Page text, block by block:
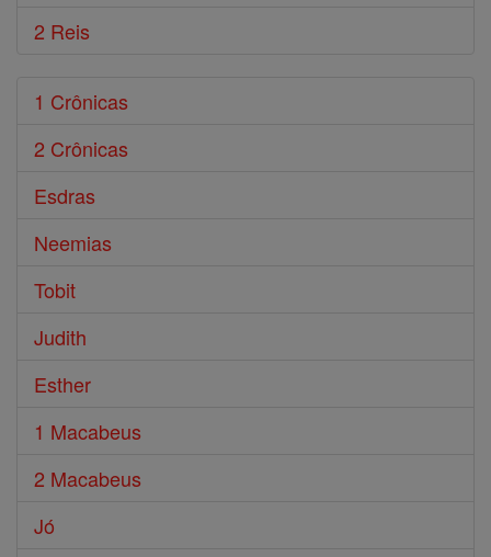
2 Reis
1 Crônicas
2 Crônicas
Esdras
Neemias
Tobit
Judith
Esther
1 Macabeus
2 Macabeus
Jó